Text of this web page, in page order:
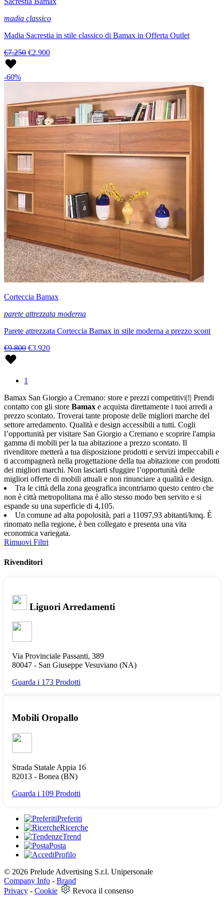
madia classico
Madia Sacrestia in stile classico di Bamax in Offerta Outlet
€7.250 €2.900
-60%
Corteccia Bamax
parete attrezzata moderna
Parete attrezzata Corteccia Bamax in stile moderna a prezzo scont
€9.800 €3.920
1
Bamax San Giorgio a Cremano: store e prezzi competitivi|!| Prendi
contatto con gli store Bamax e acquista direttamente i tuoi arredi a
prezzo scontato. Troverai tante proposte delle migliori marche del
settore arredamento. Qualità e design accessibili a tutti. Cogli
l’opportunità per visitare San Giorgio a Cremano e scoprire l'ampia
gamma di mobili per la tua abitazione a prezzo scontato. Il
rivenditore metterà a tua disposizione prodotti e servizi impeccabili e
ti accompagnerà nella progettazione della tua abitazione con prodotti
dei migliori marchi. Non lasciarti sfuggire l’opportunità delle
migliori offerte di mobili attuali e non rinunciare a qualità e design.
Tra le città della zona geografica incontriamo questo centro che
non è città metropolitana ma è allo stesso modo ben servito e si
espande su una superficie di 4,105.
Un comune ad alta popolosità, pari a 11097,93 abitanti/kmq. È
rinomato nella regione, è ben collegato e presenta una vita
economica variegata.
Rimuovi Filtri
Rivenditori
Liguori Arredamenti
Via Provinciale Passanti, 389
80047 - San Giuseppe Vesuviano (NA)
Guarda i 173 Prodotti
Mobili Oropallo
Strada Statale Appia 16
82013 - Bonea (BN)
Guarda i 109 Prodotti
Preferiti
Ricerche
Trend
Posta
Profilo
© 2026 Prelude Advertising S.r.l. Unipersonale
Company Info - Brand
Privacy - Cookie Revoca il consenso